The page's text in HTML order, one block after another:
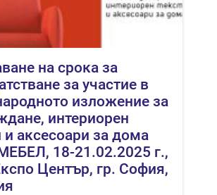
на срока за
за участие в
изложение за
интериорен
и аксесоари за дома
18-21.02.2025 г.,
Център, гр. София,